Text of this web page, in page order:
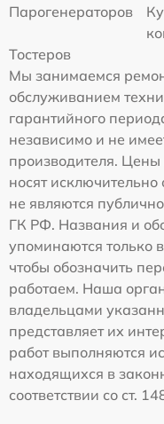
Парогенераторов
Тостеров
Мы занимаемся
обслуживанием
гарантийного
независимо и не
производителя.
носят
не являются
ГК РФ. Названия и
упоминаются
чтобы обозначить
работаем. Наша
владельцами
представляет их
работ выполняются
находящихся в
соответствии со ст.